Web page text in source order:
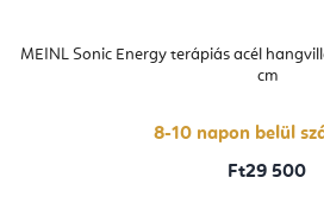
MEINL Sonic Energy terápiás acél
cm
8-10 napon belül
Ft29 500